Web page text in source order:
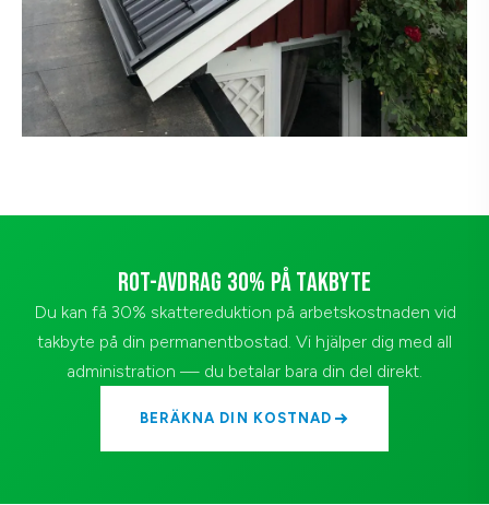
ROT-AVDRAG 30% PÅ TAKBYTE
Du kan få 30% skattereduktion på arbetskostnaden vid
takbyte på din permanentbostad. Vi hjälper dig med all
administration — du betalar bara din del direkt.
BERÄKNA DIN KOSTNAD